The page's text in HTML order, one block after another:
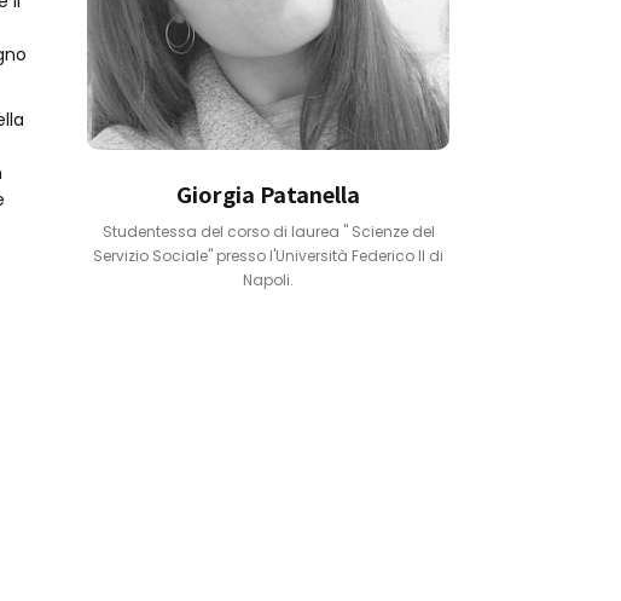
Giorgia Patanella
Studentessa del corso di laurea " Scienze del
Servizio Sociale" presso l'Università Federico II di
Napoli.